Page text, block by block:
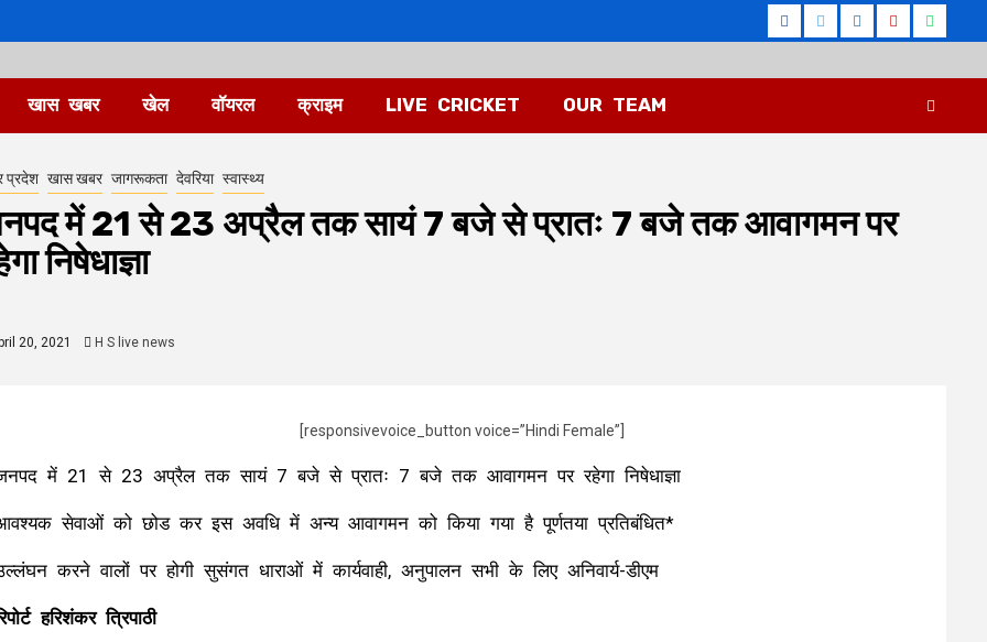
Facebook
TwitterInstagram
Youtube
खास खबर खेल वॉयरल क्राइम LIVE CRICKET OUR TEAM
प्रदेश खास खबर जागरूकता देवरिया स्वास्थ्य
में 21 से 23 अप्रैल तक सायं 7 बजे से प्रातः 7 बजे तक आवागमन पर
निषेधाज्ञा
20, 2021 H S live news
[responsivevoice_button voice=”Hindi Female”]
में 21 से 23 अप्रैल तक सायं 7 बजे से प्रातः 7 बजे तक आवागमन पर रहेगा निषेधाज्ञा
सेवाओं को छोड कर इस अवधि में अन्य आवागमन को किया गया है पूर्णतया प्रतिबंधित*
करने वालों पर होगी सुसंगत धाराओं में कार्यवाही, अनुपालन सभी के लिए अनिवार्य-डीएम
हरिशंकर त्रिपाठी